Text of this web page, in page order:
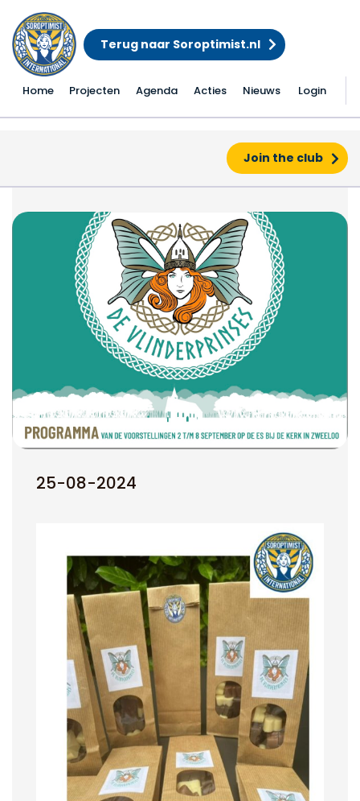
Terug naar Soroptimist.nl
Home Projecten Agenda Acties Nieuws Login
Join the club
Soroptimistclub
25-08-2024